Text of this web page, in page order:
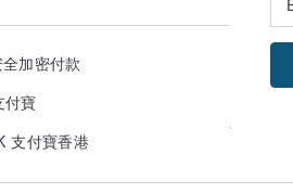
除則不接受退換貨，請保持商品出貨的
費
商品寄回之運費。
加密付款
付寶
支付寶香港